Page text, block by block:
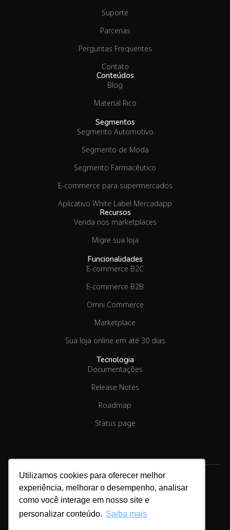
Utilizamos cookies para oferecer melhor
experiência, melhorar o desempenho, analisar
como você interage em nosso site e
personalizar conteúdo. Saiba mais
Suporte
Parcerias
Perguntas Frequentes
Contato
Conteúdos
Blog
Material Rico
Segmentos
Segmento Automotivo
Segmento de Moda
Segmento Farmacêutico
E-commerce para supermercados
Aplicativo White Label Mercadapp
Recursos
Venda nos marketplaces
Migre sua loja
Funcionalidades
E-commerce B2C
E-commerce B2B
Omni Commerce
Marketplace
Sua loja online em até 30 dias
Tecnologia
Documentações
Release Notes
Roadmap
Status page
Copyright © 2026.Linx Commerce
Cookies & Privacidade